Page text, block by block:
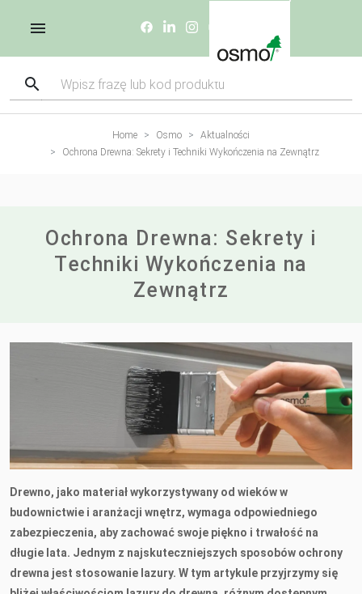
Home Osmo
Aktualności
Ochrona Drewna: Sekrety i Techniki Wykończenia na Zewnątrz
Ochrona Drewna: Sekrety i
Techniki Wykończenia na
Zewnątrz
Drewno, jako materiał wykorzystywany od wieków w
budownictwie i aranżacji wnętrz, wymaga odpowiedniego
zabezpieczenia, aby zachować swoje piękno i trwałość na
długie lata. Jednym z najskuteczniejszych sposobów ochrony
drewna jest stosowanie lazury. W tym artykule przyjrzymy się